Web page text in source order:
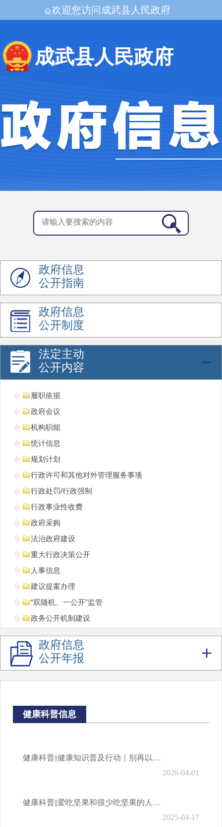
欢迎您访问成武县人民政府
成武县人民政府
政府信息
公开指南
政府信息
公开制度
法定主动
公开内容
履职依据
政府会议
机构职能
统计信息
规划计划
行政许可和其他对外管理服务事项
行政处罚/行政强制
行政事业性收费
政府采购
法治政府建设
重大行政决策公开
人事信息
建议提案办理
“双随机、一公开”监管
政务公开机制建设
重点领域信息
领导公开接访
不动产登记信息
财政预决算信息
政府信息
公开年报
健康科普信息
健康科普||健康知识普及行动｜别再以为是意外！这些 “意外”可避免，防范秘籍请收下！
2026-04-01
健康科普||爱吃坚果和很少吃坚果的人，谁的血脂更健康？
2025-04-17